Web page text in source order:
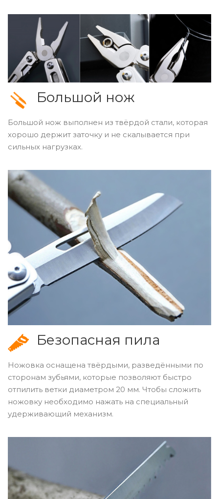
Большой нож
Большой нож выполнен из твёрдой стали, которая
хорошо держит заточку и не скалывается при
сильных нагрузках.
Безопасная пила
Ножовка оснащена твёрдыми, разведёнными по
сторонам зубьями, которые позволяют быстро
отпилить ветки диаметром 20 мм. Чтобы сложить
ножовку необходимо нажать на специальный
удерживающий механизм.